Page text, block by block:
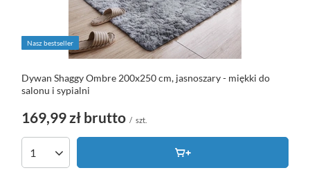
Nasz bestseller
Dywan Shaggy Ombre 200x250 cm, jasnoszary - miękki do
salonu i sypialni
169,99 zł brutto / szt.